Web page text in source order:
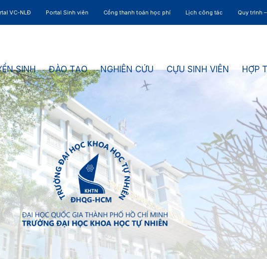
VC-NLĐ Portal Sinh viên Cổng thanh toán học phí Lịch công tác Quy trình
SINH ĐÀO TẠO NGHIÊN CỨU CỰU SINH VIÊN HỢP